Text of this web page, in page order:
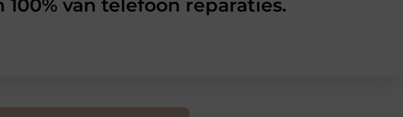
van telefoon reparaties.